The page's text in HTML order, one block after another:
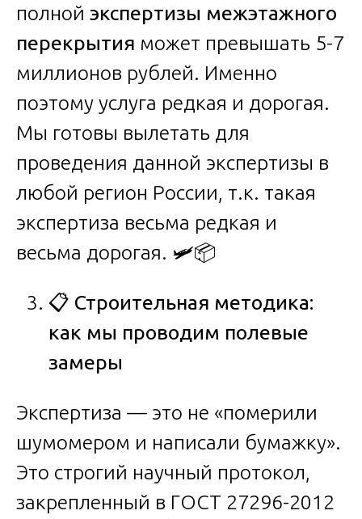
полной экспертизы межэтажного
перекрытия может превышать 5-7
миллионов рублей. Именно
поэтому услуга редкая и дорогая.
Мы готовы вылетать для
проведения данной экспертизы в
любой регион России, т.к. такая
экспертиза весьма редкая и
весьма дорогая. 🛩️📦
📋 Строительная методика:
как мы проводим полевые
замеры
Экспертиза — это не «померили
шумомером и написали бумажку».
Это строгий научный протокол,
закрепленный в ГОСТ 27296-2012